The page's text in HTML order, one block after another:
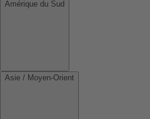
Amérique du Sud
Asie / Moyen-Orient